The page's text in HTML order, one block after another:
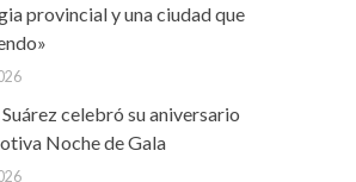
provincial y una ciudad que
celebró su aniversario
Noche de Gala